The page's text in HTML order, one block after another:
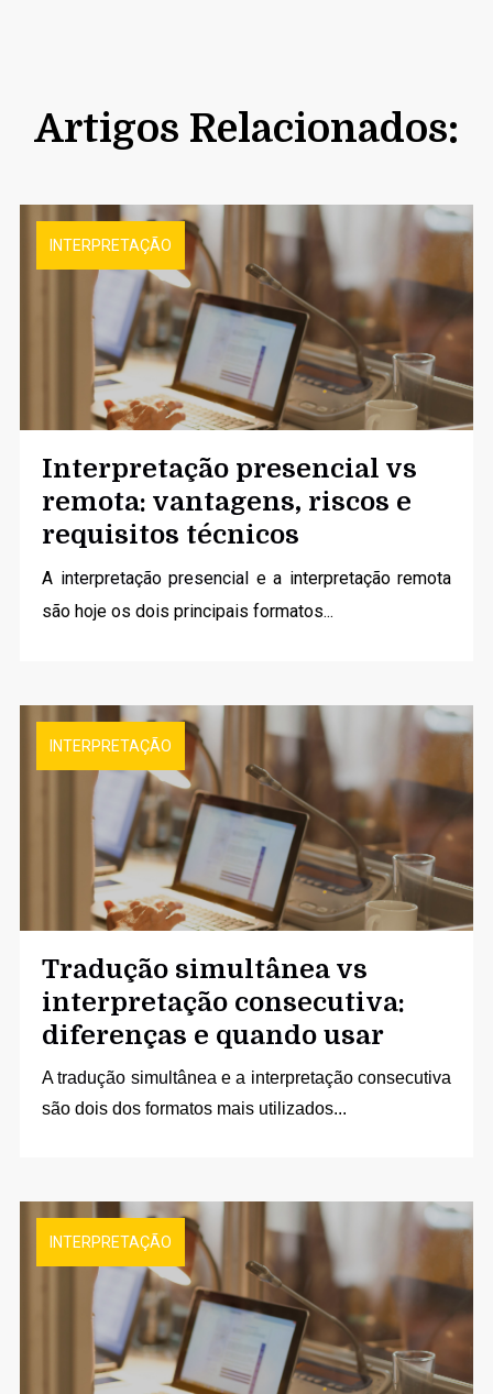
Artigos Relacionados:
INTERPRETAÇÃO
Interpretação presencial vs
remota: vantagens, riscos e
requisitos técnicos
A interpretação presencial e a interpretação remota
são hoje os dois principais formatos...
INTERPRETAÇÃO
Tradução simultânea vs
interpretação consecutiva:
diferenças e quando usar
Atradução simultâneae a interpretação consecutiva
são dois dos formatos mais utilizados...
INTERPRETAÇÃO